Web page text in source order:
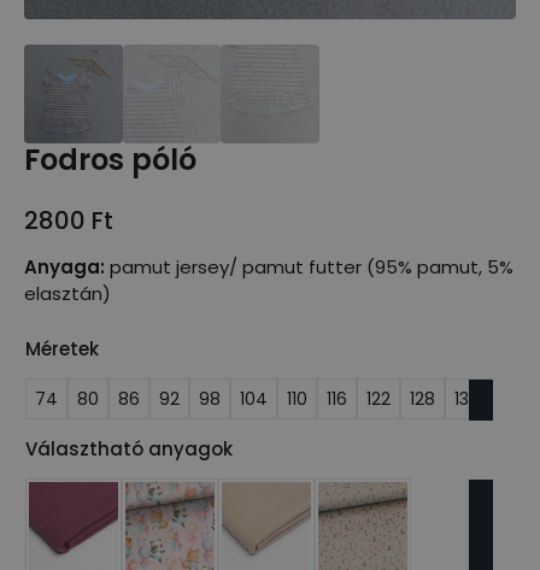
Fodros póló
2800 Ft
Anyaga: pamut jersey/ pamut futter (95% pamut, 5%
elasztán)
Méretek
74 80 86 92 98 104 110 116 122 128 134
Választható anyagok